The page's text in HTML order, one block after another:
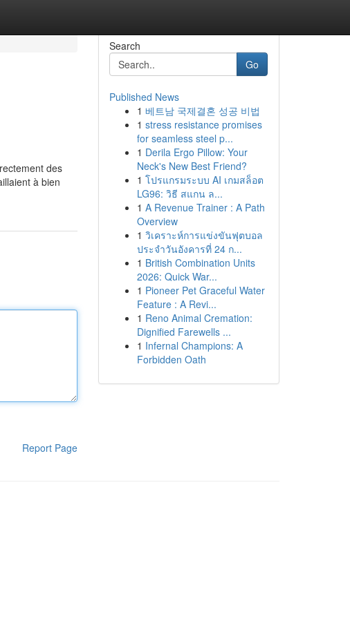
des
à bien
Report Page
Search
Go
Published News
1 베트남 국제결혼 성공 비법
1 stress resistance promises
for seamless steel p...
1 Derila Ergo Pillow: Your
Neck's New Best Friend?
1 โปรแกรมระบบ AI เกมสล็อต
LG96: วิธี สแกน ล...
1 A Revenue Trainer : A Path
Overview
1 วิเคราะห์การแข่งขันฟุตบอล
ประจำวันอังคารที่ 24 ก...
1 British Combination Units
2026: Quick War...
1 Pioneer Pet Graceful Water
Feature : A Revi...
1 Reno Animal Cremation:
Dignified Farewells ...
1 Infernal Champions: A
Forbidden Oath